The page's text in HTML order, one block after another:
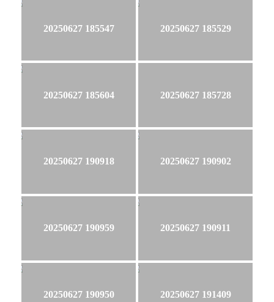
20250627 185547 20250627 185529
20250627 185604 20250627 185728
20250627 190918 20250627 190902
20250627 190959 20250627 190911
20250627 190950 20250627 191409